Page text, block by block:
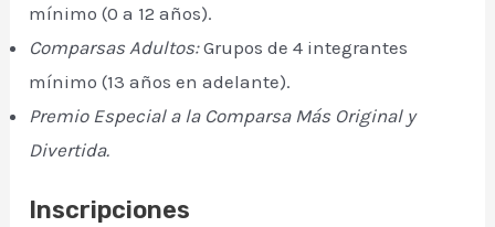
mínimo (0 a 12 años).
Comparsas Adultos:Grupos de 4 integrantes
mínimo (13 años en adelante).
Premio Especial a la Comparsa Más Original y
Divertida.
Inscripciones